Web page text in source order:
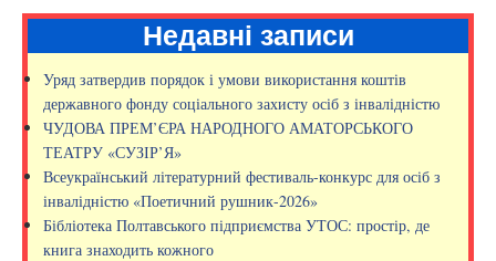
Недавні записи
Уряд затвердив порядок і умови використання коштів
державного фонду соціального захисту осіб з інвалідністю
ЧУДОВА ПРЕМ’ЄРА НАРОДНОГО АМАТОРСЬКОГО
ТЕАТРУ «СУЗІР’Я»
Всеукраїнський літературний фестиваль-конкурс для осіб з
інвалідністю «Поетичний рушник-2026»
Бібліотека Полтавського підприємства УТОС: простір, де
книга знаходить кожного